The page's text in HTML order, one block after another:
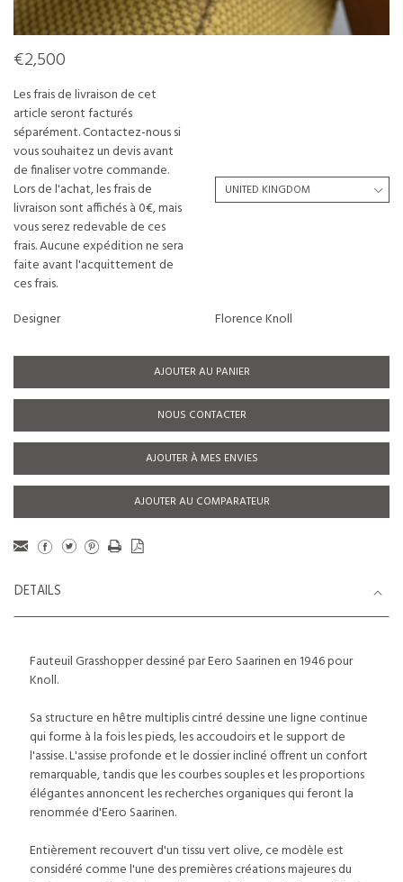
€2,500
Les frais de livraison de cet
article seront facturés
séparément. Contactez-nous si
vous souhaitez un devis avant
de finaliser votre commande.
Lors de l'achat, les frais de
livraison sont affichés à 0€, mais
vous serez redevable de ces
frais. Aucune expédition ne sera
faite avant l'acquittement de
ces frais.
Designer
Florence Knoll
AJOUTER AU PANIER
NOUS CONTACTER
AJOUTER À MES ENVIES
AJOUTER AU COMPARATEUR
DETAILS
Fauteuil Grasshopper dessiné par Eero Saarinen en 1946 pour
Knoll.
Sa structure en hêtre multiplis cintré dessine une ligne continue
qui forme à la fois les pieds, les accoudoirs et le support de
l'assise. L'assise profonde et le dossier incliné offrent un confort
remarquable, tandis que les courbes souples et les proportions
élégantes annoncent les recherches organiques qui feront la
renommée d'Eero Saarinen.
Entièrement recouvert d'un tissu vert olive, ce modèle est
considéré comme l'une des premières créations majeures du